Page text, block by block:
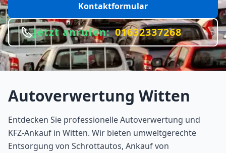
Kontaktformular
Jetzt anrufen: 01632337268
Autoverwertung Witten
Entdecken Sie professionelle Autoverwertung und
KFZ-Ankauf in Witten. Wir bieten umweltgerechte
Entsorgung von Schrottautos, Ankauf von